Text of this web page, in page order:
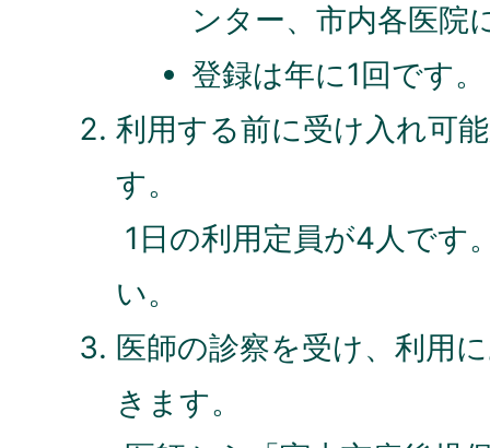
ンター、市内各医院
登録は年に1回です。
利用する前に受け入れ可
す。
1日の利用定員が4人です
い。
医師の診察を受け、利用
きます。